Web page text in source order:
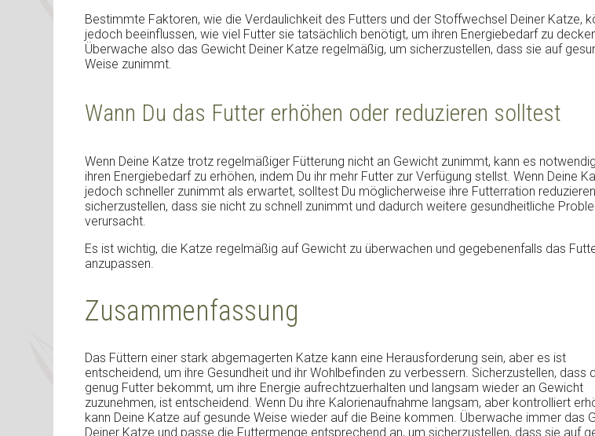
Bestimmte Faktoren, wie die Verdaulichkeit des Futters und der Stoffwechsel Deiner Katze,
jedoch beeinflussen, wie viel Futter sie tatsächlich benötigt, um ihren Energiebedarf zu
Überwache also das Gewicht Deiner Katze regelmäßig, um sicherzustellen, dass sie auf
Weise zunimmt.
Wann Du das Futter erhöhen oder reduzieren solltest
Wenn Deine Katze trotz regelmäßiger Fütterung nicht an Gewicht zunimmt, kann es
ihren Energiebedarf zu erhöhen, indem Du ihr mehr Futter zur Verfügung stellst. Wenn Deine
jedoch schneller zunimmt als erwartet, solltest Du möglicherweise ihre Futterration
sicherzustellen, dass sie nicht zu schnell zunimmt und dadurch weitere gesundheitliche
verursacht.
Es ist wichtig, die Katze regelmäßig auf Gewicht zu überwachen und gegebenenfalls das
anzupassen.
Zusammenfassung
Das Füttern einer stark abgemagerten Katze kann eine Herausforderung sein, aber es ist
entscheidend, um ihre Gesundheit und ihr Wohlbefinden zu verbessern. Sicherzustellen, dass
genug Futter bekommt, um ihre Energie aufrechtzuerhalten und langsam wieder an Gewicht
zuzunehmen, ist entscheidend. Wenn Du ihre Kalorienaufnahme langsam, aber kontrolliert
kann Deine Katze auf gesunde Weise wieder auf die Beine kommen. Überwache immer das
Deiner Katze und passe die Futtermenge entsprechend an, um sicherzustellen, dass sie auf